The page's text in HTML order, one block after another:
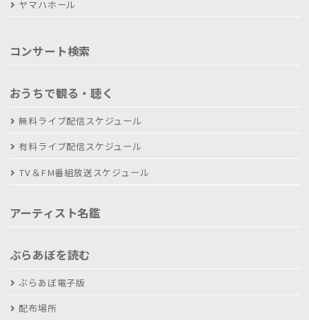
ヤマハホール
コンサート検索
おうちで観る・聴く
無料ライブ配信スケジュール
有料ライブ配信スケジュール
TV＆FM番組放送スケジュール
アーティスト名鑑
ぶらあぼを読む
ぶらあぼ電子版
配布場所